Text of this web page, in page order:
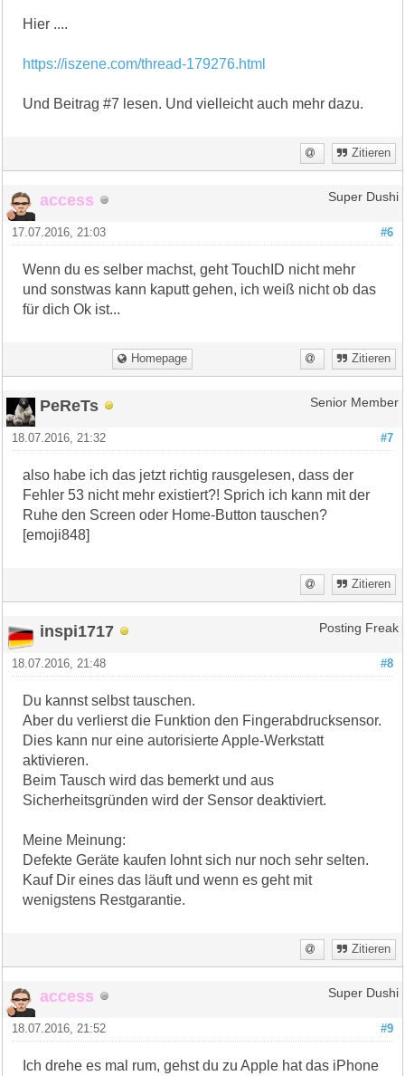
Hier ....
https://iszene.com/thread-179276.html
Und Beitrag #7 lesen. Und vielleicht auch mehr dazu.
Zitieren
access Super Dushi
#6
17.07.2016, 21:03
Wenn du es selber machst, geht TouchID nicht mehr
und sonstwas kann kaputt gehen, ich weiß nicht ob das
für dich Ok ist...
Homepage Zitieren
PeReTs Senior Member
#7
18.07.2016, 21:32
also habe ich das jetzt richtig rausgelesen, dass der
Fehler 53 nicht mehr existiert?! Sprich ich kann mit der
Ruhe den Screen oder Home-Button tauschen?
[emoji848]
Zitieren
inspi1717 Posting Freak
#8
18.07.2016, 21:48
Du kannst selbst tauschen.
Aber du verlierst die Funktion den Fingerabdrucksensor.
Dies kann nur eine autorisierte Apple-Werkstatt
aktivieren.
Beim Tausch wird das bemerkt und aus
Sicherheitsgründen wird der Sensor deaktiviert.
Meine Meinung:
Defekte Geräte kaufen lohnt sich nur noch sehr selten.
Kauf Dir eines das läuft und wenn es geht mit
wenigstens Restgarantie.
Zitieren
access Super Dushi
#9
18.07.2016, 21:52
Ich drehe es mal rum, gehst du zu Apple hat das iPhone